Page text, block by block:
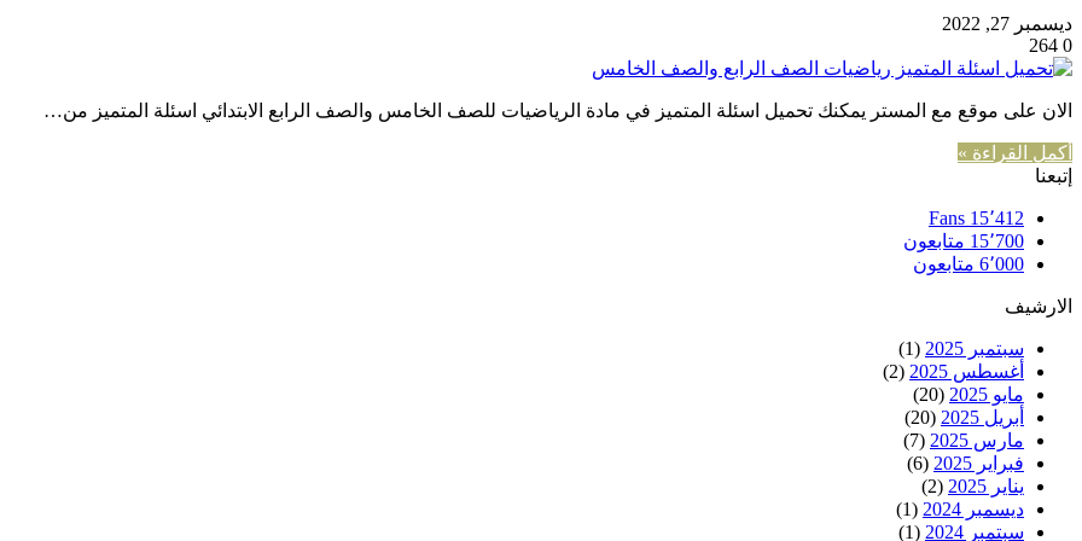
ديسمبر 27, 2022
0
الان على موقع مع المستر يمكنك تحميل اسئلة المتميز في مادة الرياضيات للصف الخامس والصف الرابع الابتدائي اسئلة المتميز من…
أكمل القراءة »
إتبعنا
15٬412 Fans
15٬700 متابعون
6٬000 متابعون
الارشيف
سبتمبر 2025
(1)
أغسطس 2025
(2)
مايو 2025
(20)
أبريل 2025
(20)
مارس 2025
(7)
فبراير 2025
(6)
يناير 2025
(2)
ديسمبر 2024
(1)
سبتمبر 2024
(1)